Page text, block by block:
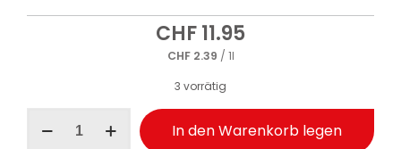
CHF11.95
CHF2.39 / 1l
3 vorrätig
Line
In den Warenkorb legen